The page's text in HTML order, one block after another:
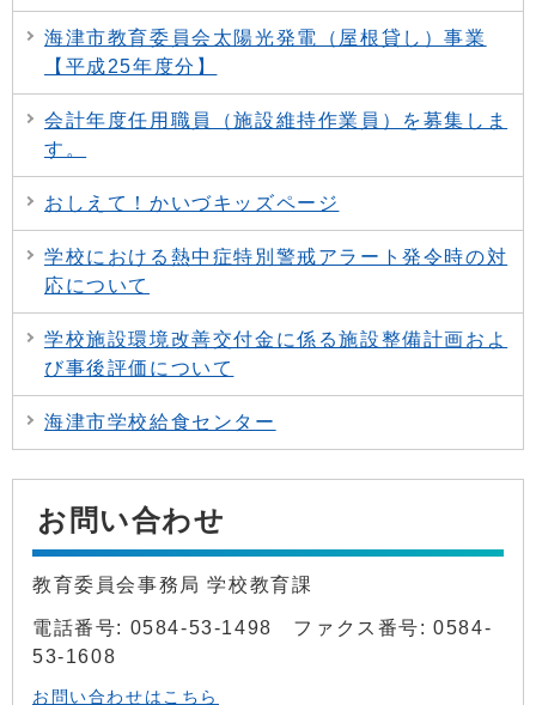
海津市教育委員会太陽光発電（屋根貸し）事業
【平成25年度分】
会計年度任用職員（施設維持作業員）を募集しま
す。
おしえて！かいづキッズページ
学校における熱中症特別警戒アラート発令時の対
応について
学校施設環境改善交付金に係る施設整備計画およ
び事後評価について
海津市学校給食センター
お問い合わせ
教育委員会事務局 学校教育課
電話番号: 0584-53-1498 ファクス番号: 0584-
53-1608
お問い合わせはこちら